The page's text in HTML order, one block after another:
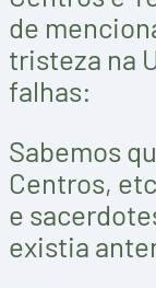
de
tristeza na
falhas:
Sabemos
Centros,
e
existia